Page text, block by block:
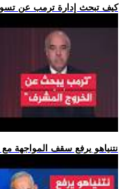
.. كيف تبحث إدارة ترمب عن
.. نتنياهو يرفع سقف المواجهة